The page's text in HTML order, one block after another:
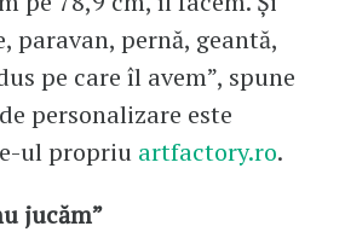
paravan, pernă, geantă,
pe care îl avem”, spune
personalizare este
ul propriu artfactory.ro.
jucăm”